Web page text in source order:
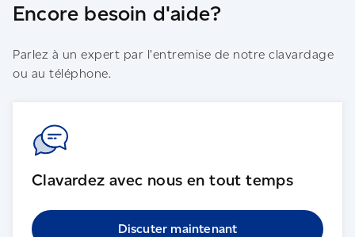
Encore besoin d'aide?
Parlez à un expert par l'entremise de notre clavardage
ou au téléphone.
Clavardez avec nous en tout temps
Discuter maintenant